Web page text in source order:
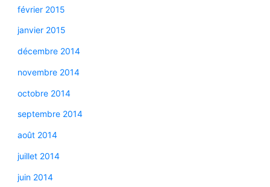
février 2015
janvier 2015
décembre 2014
novembre 2014
octobre 2014
septembre 2014
août 2014
juillet 2014
juin 2014